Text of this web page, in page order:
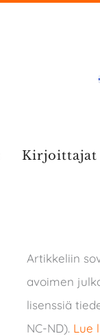
Kirjoittajat
Artikkeliin
avoimen
lisenssiä
NC-ND). Lue